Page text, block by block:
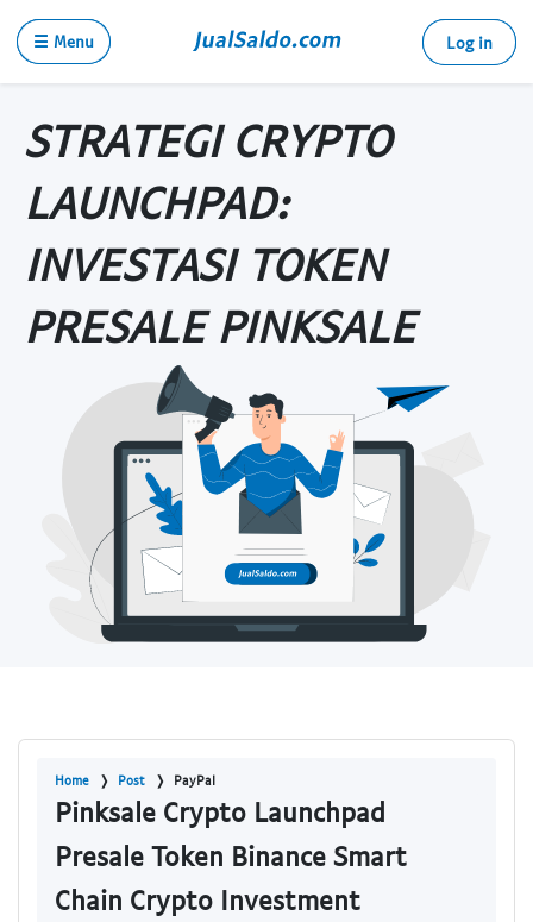
☰ Menu Log in
STRATEGI CRYPTO
LAUNCHPAD:
INVESTASI TOKEN
PRESALE PINKSALE
Home Post PayPal
Pinksale Crypto Launchpad
Presale Token Binance Smart
Chain Crypto Investment